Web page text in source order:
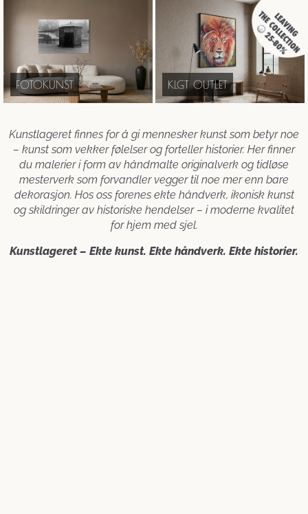
FOTOKUNST KLGT OUTLET
Kunstlageret finnes for å gi mennesker kunst som betyr noe
– kunst som vekker følelser og forteller historier. Her finner
du malerier i form av håndmalte originalverk og tidløse
mesterverk som forvandler vegger til noe mer enn bare
dekorasjon. Hos oss forenes ekte håndverk, ikonisk kunst
og skildringer av historiske hendelser – i moderne kvalitet
for hjem med sjel.
Kunstlageret – Ekte kunst. Ekte håndverk. Ekte historier.